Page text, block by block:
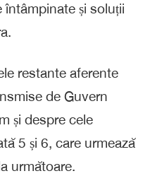
întâmpinate și soluții
restante aferente
de Guvern
și despre cele
5 și 6, care urmează
următoare.